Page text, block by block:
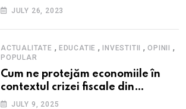
peste inflație, active și plăți la
cadrul ofertei Hidroelectrica,
reziliența la crize
JULY 26, 2023
ACTUALITATE , EDUCATIE , INVESTITII ,OPINII ,
POPULAR
Cum ne protejăm economiile în
contextul crizei fiscale din
România- Valentin Ionescu,
JULY 9, 2025